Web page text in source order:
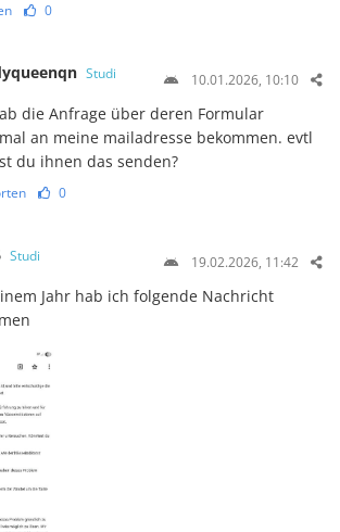
0
Studi 10.01.2026, 10:10
die Anfrage über deren Formular
an meine mailadresse bekommen. evtl
du ihnen das senden?
0
Studi 19.02.2026, 11:42
Jahr hab ich folgende Nachricht